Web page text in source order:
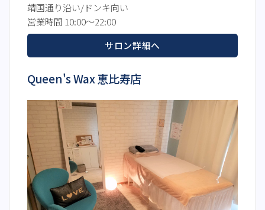
靖国通り沿い/ドンキ向い
営業時間 10:00～22:00
サロン詳細へ
Queen's Wax 恵比寿店